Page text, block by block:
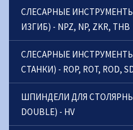
СЛЕСАРНЫE
ИЗГИБ) - NPZ, NP, ZKR, THB
СЛЕСАРНЫE
СТАНКИ) - ROP, ROT, ROD,
ШПИНДЕЛИ ДЛЯ
DOUBLE) - HV